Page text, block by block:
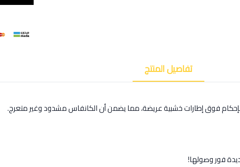
تفاصيل المنتج
فوق إطارات خشبية عريضة، مما يضمن أن الكانفاس مشدود وغير متعرج.
فور وصولها!